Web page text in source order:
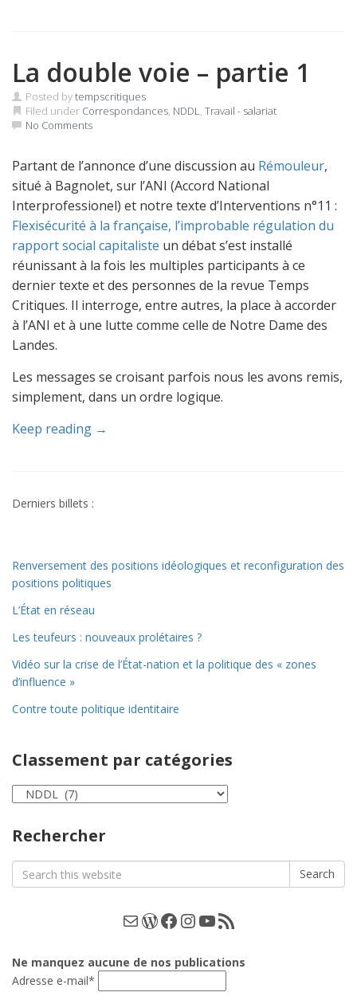
La double voie – partie 1
Posted bytempscritiques
Filed under Correspondances, NDDL, Travail - salariat
No Comments
Partant de l’annonce d’une discussion au Rémouleur,
situé à Bagnolet, sur l’ANI (Accord National
Interprofessionel) et notre texte d’Interventions n°11 :
Flexisécurité à la française, l’improbable régulation du
rapport social capitaliste un débat s’est installé
réunissant à la fois les multiples participants à ce
dernier texte et des personnes de la revue Temps
Critiques. Il interroge, entre autres, la place à accorder
à l’ANI et à une lutte comme celle de Notre Dame des
Landes.
Les messages se croisant parfois nous les avons remis,
simplement, dans un ordre logique.
Keep reading →
Derniers billets :
Renversement des positions idéologiques et reconfiguration des
positions politiques
L’État en réseau
Les teufeurs : nouveaux prolétaires ?
Vidéo sur la crise de l’État-nation et la politique des « zones
d’influence »
Contre toute politique identitaire
Classement par catégories
Classement
par
Rechercher
Search
for:
Search
E-mailWordPress
Facebook
Instagram
YouTube
Les podcasts
Ne manquez aucune de nos publications
Adresse e-mail*